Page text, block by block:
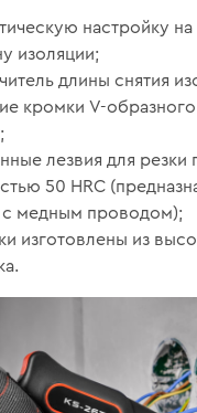
настройку
изоляции;
длины снятия
кромки V-образного
лезвия для резки
50 HRC
с медным проводом);
изготовлены из